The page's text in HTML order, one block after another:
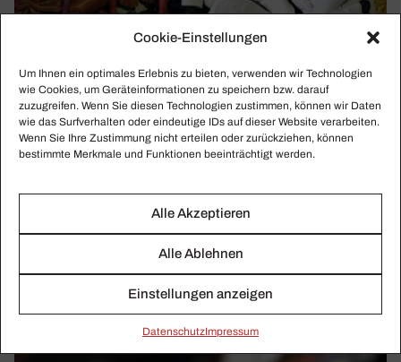
Cookie-Einstellungen
Um Ihnen ein optimales Erlebnis zu bieten, verwenden wir Technologien
wie Cookies, um Geräteinformationen zu speichern bzw. darauf
zuzugreifen. Wenn Sie diesen Technologien zustimmen, können wir Daten
wie das Surfverhalten oder eindeutige IDs auf dieser Website verarbeiten.
Wenn Sie Ihre Zustimmung nicht erteilen oder zurückziehen, können
bestimmte Merkmale und Funktionen beeinträchtigt werden.
Alle Akzeptieren
Alle Ablehnen
Einstellungen anzeigen
Daten­schutzImpressum
WWW.FOYER.DE
Foyer – das digi­tale Kultur­portal von
CRESCENDO
Mit FOYER schuf CRESCENDO ein neues Kulturportal.
Ab sofort gibt es darauf die besten Live-Streams, Videos